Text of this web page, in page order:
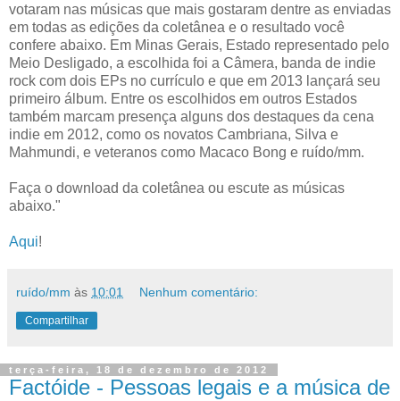
votaram nas músicas que mais gostaram dentre as enviadas
em todas as edições da coletânea e o resultado você
confere abaixo. Em Minas Gerais, Estado representado pelo
Meio Desligado, a escolhida foi a Câmera, banda de indie
rock com dois EPs no currículo e que em 2013 lançará seu
primeiro álbum. Entre os escolhidos em outros Estados
também marcam presença alguns dos destaques da cena
indie em 2012, como os novatos Cambriana, Silva e
Mahmundi, e veteranos como Macaco Bong e ruído/mm.
Faça o download da coletânea ou escute as músicas
abaixo."
Aqui!
ruído/mm às 10:01 Nenhum comentário:
Compartilhar
terça-feira, 18 de dezembro de 2012
Factóide - Pessoas legais e a música de